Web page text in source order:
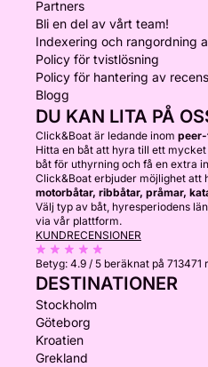
Partners
Bli en del av vårt team!
Indexering och rangordning
Policy för tvistlösning
Policy för hantering av
Blogg
DU KAN LITA PÅ
Click&Boat är ledande inom
Hitta en båt att hyra till ett
båt för uthyrning och få en extra
Click&Boat erbjuder möjlighet att
motorbåtar, ribbåtar, pråmar,
Välj typ av båt, hyresperiodens
via vår plattform.
KUNDRECENSIONER
Betyg: 4.9 / 5 beräknat på 713471
DESTINATIONER
Stockholm
Göteborg
Kroatien
Grekland